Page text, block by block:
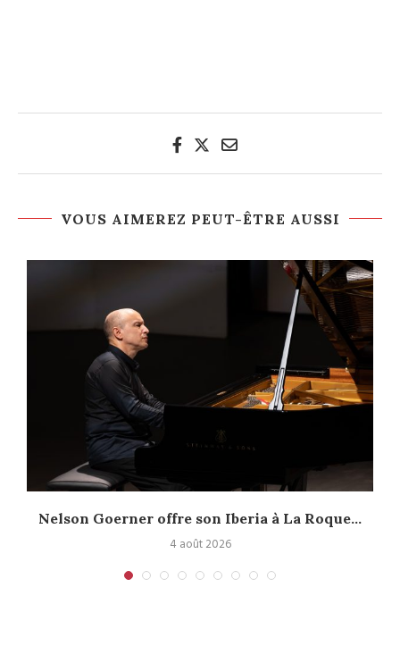
VOUS AIMEREZ PEUT-ÊTRE AUSSI
Nelson Goerner offre son Iberia à La Roque...
4 août 2026